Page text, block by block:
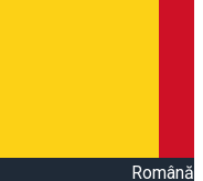
Română